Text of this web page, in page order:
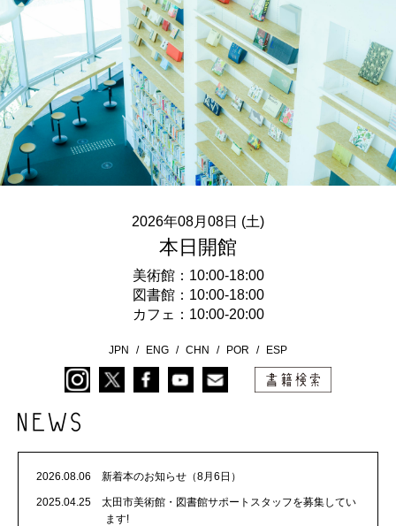
2026年08月08日 (土)
本日開館
美術館：10:00-18:00
図書館：10:00-18:00
カフェ：10:00-20:00
JPN ENG CHN POR ESP
2026.08.06 新着本のお知らせ（8月6日）
2025.04.25 太田市美術館・図書館サポートスタッフを募集してい
ます!